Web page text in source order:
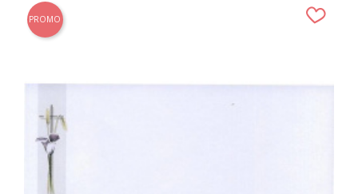
PROMO